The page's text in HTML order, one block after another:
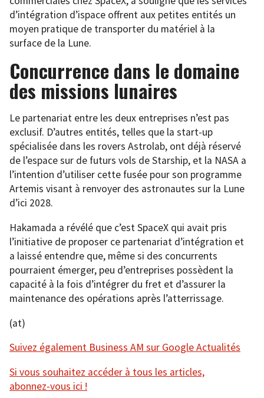
d’intégration d’ispace offrent aux petites entités un
moyen pratique de transporter du matériel à la
surface de la Lune.
Concurrence dans le domaine
des missions lunaires
Le partenariat entre les deux entreprises n’est pas
exclusif. D’autres entités, telles que la start-up
spécialisée dans les rovers Astrolab, ont déjà réservé
de l’espace sur de futurs vols de Starship, et la NASA a
l’intention d’utiliser cette fusée pour son programme
Artemis visant à renvoyer des astronautes sur la Lune
d’ici 2028.
Hakamada a révélé que c’est SpaceX qui avait pris
l’initiative de proposer ce partenariat d’intégration et
a laissé entendre que, même si des concurrents
pourraient émerger, peu d’entreprises possèdent la
capacité à la fois d’intégrer du fret et d’assurer la
maintenance des opérations après l’atterrissage.
(at)
Suivez également Business AM sur Google Actualités
Si vous souhaitez accéder à tous les articles,
abonnez-vous ici !